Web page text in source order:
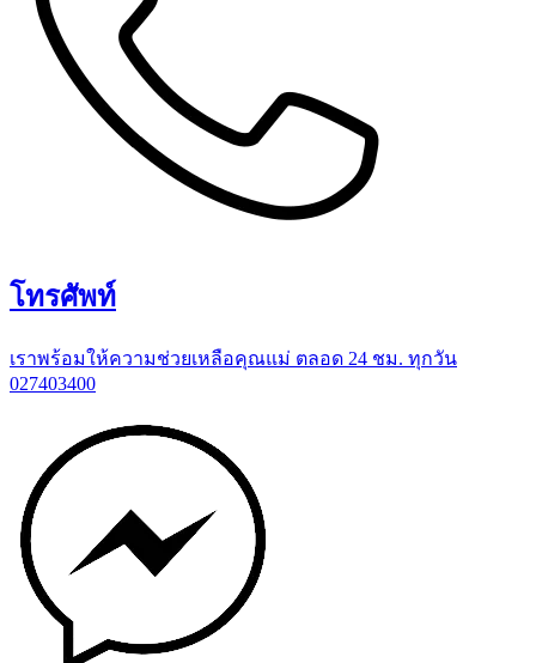
โทรศัพท์
เราพร้อมให้ความช่วยเหลือคุณแม่ ตลอด 24 ชม. ทุกวัน
027403400